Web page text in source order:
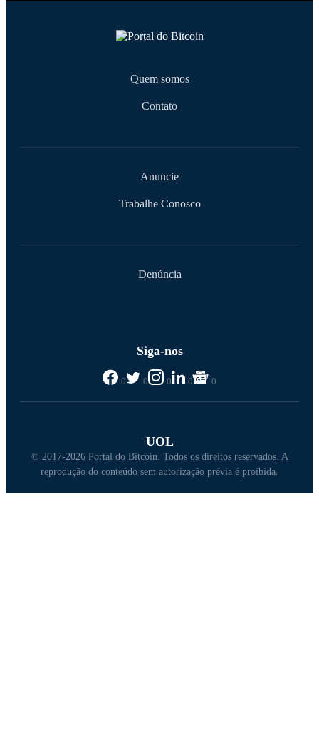
Quem somos
Contato
Anuncie
Trabalhe Conosco
Denúncia
Siga-nos
0 0 0 0 0
UOL
© 2017-2026 Portal do Bitcoin. Todos os direitos reservados. A
reprodução do conteúdo sem autorização prévia é proibida.